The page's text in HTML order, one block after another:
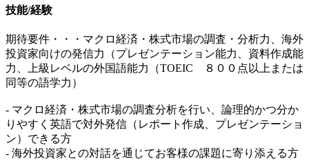
技能/経験
期待要件・・・マクロ経済・株式市場の調査・分析力、海外
投資家向けの発信力（プレゼンテーション能力、資料作成能
力、上級レベルの外国語能力（TOEIC ８００点以上または
同等の語学力）
- マクロ経済・株式市場の調査分析を行い、論理的かつ分か
りやすく英語で対外発信（レポート作成、プレゼンテーショ
ン）できる方
- 海外投資家との対話を通じてお客様の課題に寄り添える方